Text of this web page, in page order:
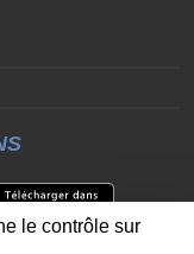
le contrôle sur